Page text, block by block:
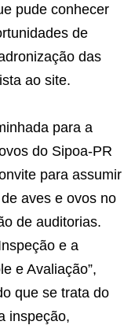
pude conhecer
de
das
ao site.
para a
do Sipoa-PR
para assumir
aves e ovos no
de auditorias.
e a
e Avaliação”,
que se trata do
inspeção,